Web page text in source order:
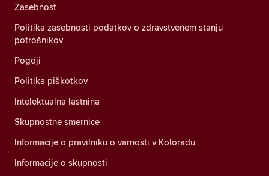
Zasebnost
Politika zasebnosti podatkov o zdravstvenem stanju
potrošnikov
Pogoji
Politika piškotkov
Intelektualna lastnina
Skupnostne smernice
Informacije o pravilniku o varnosti v Koloradu
Informacije o skupnosti